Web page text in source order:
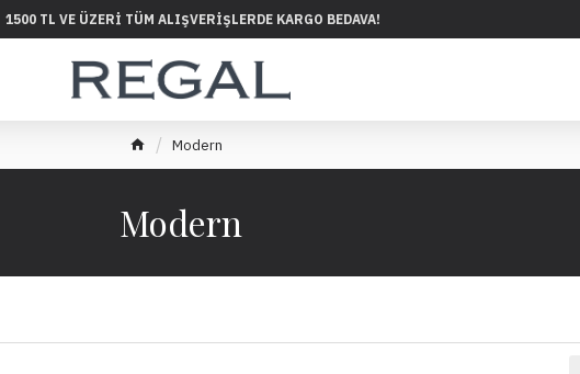
1500 TL VE ÜZERI TÜM ALIŞVERIŞLERDE KARGO BEDAVA!
Modern
Modern